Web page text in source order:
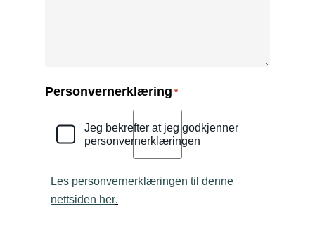
Personvernerklæring *
Jeg bekrefter at jeg godkjenner
personvernerklæringen
Les personvernerklæringen til denne
nettsiden her.